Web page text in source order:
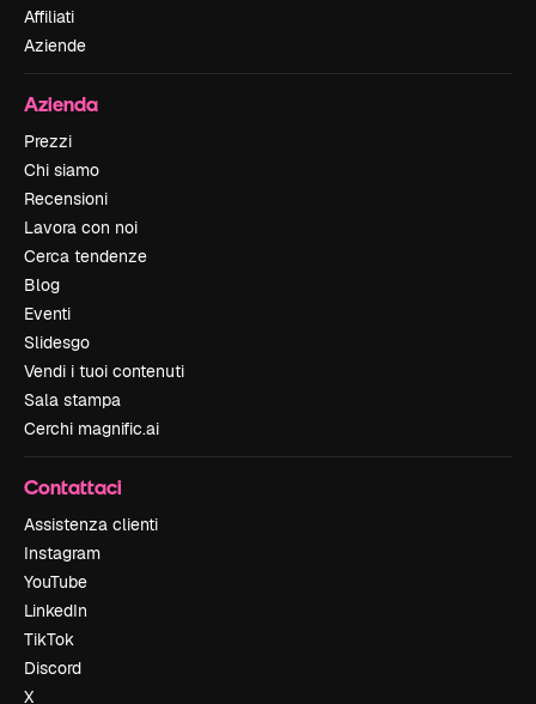
Affiliati
Aziende
Azienda
Prezzi
Chi siamo
Recensioni
Lavora con noi
Cerca tendenze
Blog
Eventi
Slidesgo
Vendi i tuoi contenuti
Sala stampa
Cerchi magnific.ai
Contattaci
Assistenza clienti
Instagram
YouTube
LinkedIn
TikTok
Discord
X